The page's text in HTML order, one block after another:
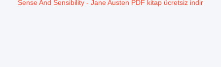
Sense And Sensibility - Jane Austen PDF kitap ücretsiz indir